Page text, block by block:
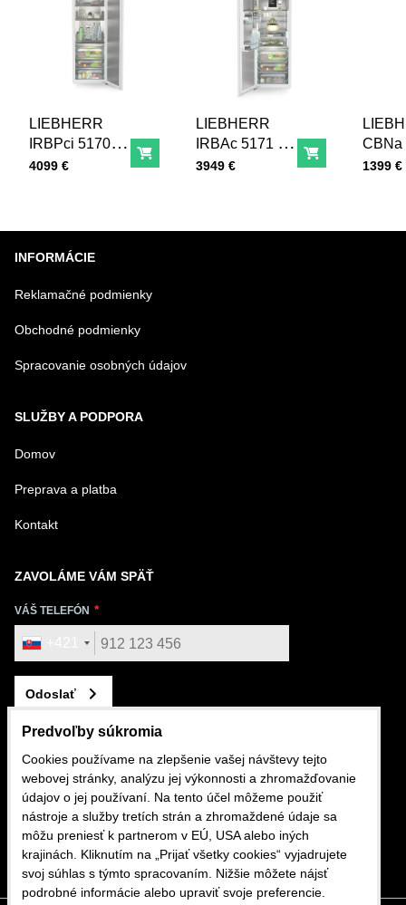
LIEBHERR
IRBPci 5170
Peak
Cena s DPH
4099 € Do košíka
LIEBHERR
IRBAc 5171 -
617 Peak
Cena s DPH
3949 € Do košíka
CBNa
Plus
Cena s
1399 €
INFORMÁCIE
Reklamačné podmienky
Obchodné podmienky
Spracovanie osobných údajov
SLUŽBY A PODPORA
Domov
Preprava a platba
Kontakt
ZAVOLÁME VÁM SPÄŤ
VÁŠ TELEFÓN
Odoslať
KONTAKTUJTE NÁS
+421 911 562 282
shop@mdslovakia.sk
Predvoľby súkromia
Cookies používame na zlepšenie vašej návštevy tejto
webovej stránky, analýzu jej výkonnosti a zhromažďovanie
údajov o jej používaní. Na tento účel môžeme použiť
nástroje a služby tretích strán a zhromaždené údaje sa
môžu preniesť k partnerom v EÚ, USA alebo iných
krajinách. Kliknutím na „Prijať všetky cookies“ vyjadrujete
svoj súhlas s týmto spracovaním. Nižšie môžete nájsť
podrobné informácie alebo upraviť svoje preferencie.